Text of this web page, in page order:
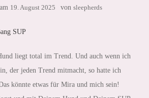
19. August 2025 von sleepherds
liegt total im Trend. Und auch wenn ich
der jeden Trend mitmacht, so hatte ich
könnte etwas für Mira und mich sein!